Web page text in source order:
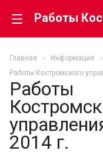
Главная Информация
Работы Костромского
Работы
2014 г.